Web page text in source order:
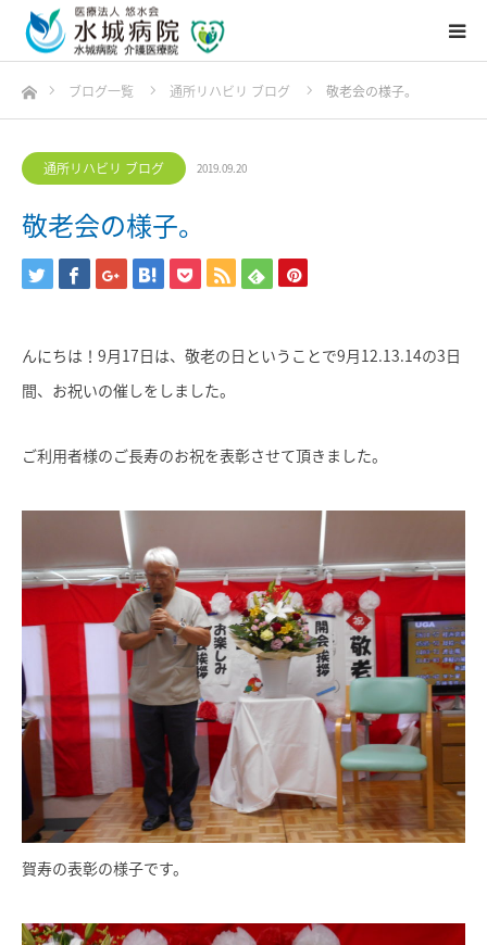
ホームブログ一覧 通所リハビリ ブログ 敬老会の様子。
通所リハビリ ブログ 2019.09.20
敬老会の様子。
んにちは！9月17日は、敬老の日ということで9月12.13.14の3日
間、お祝いの催しをしました。
ご利用者様のご長寿のお祝を表彰させて頂きました。
賀寿の表彰の様子です。